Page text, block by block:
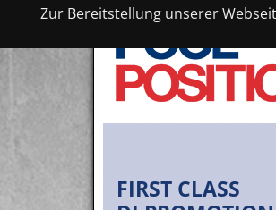
Zur Bereitstellung unserer
FIRST CLASS